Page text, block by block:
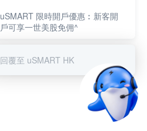
uSMART 限時開戶優惠︰新客開
戶可享一世美股免佣^
回覆至 uSMART HK